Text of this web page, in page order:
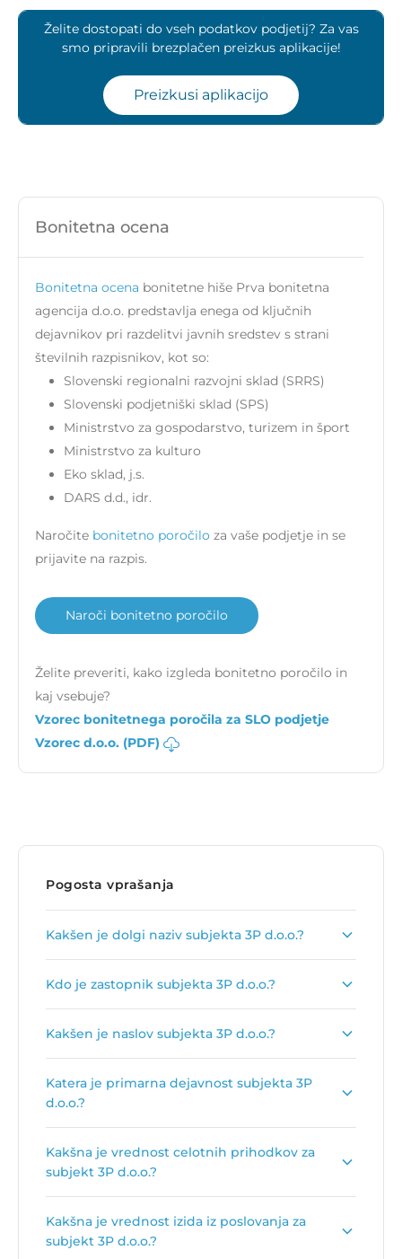
Želite dostopati do vseh podatkov podjetij? Za vas
smo pripravili brezplačen preizkus aplikacije!
Preizkusi aplikacijo
Bonitetna ocena
Bonitetna ocena bonitetne hiše Prva bonitetna
agencija d.o.o. predstavlja enega od ključnih
dejavnikov pri razdelitvi javnih sredstev s strani
številnih razpisnikov, kot so:
Slovenski regionalni razvojni sklad (SRRS)
Slovenski podjetniški sklad (SPS)
Ministrstvo za gospodarstvo, turizem in šport
Ministrstvo za kulturo
Eko sklad, j.s.
DARS d.d., idr.
Naročite bonitetno poročilo za vaše podjetje in se
prijavite na razpis.
Naroči bonitetno poročilo
Želite preveriti, kako izgleda bonitetno poročilo in
kaj vsebuje?
Vzorec bonitetnega poročila za SLO podjetje
Vzorec d.o.o. (PDF)
Pogosta vprašanja
Kakšen je dolgi naziv subjekta 3P d.o.o.?
d.o.o..
Kdo je zastopnik subjekta 3P d.o.o.?
Kakšen je naslov subjekta 3P d.o.o.?
Ljubljana .
Katera je primarna dejavnost subjekta 3P
d.o.o.?
Posredništvo pri nespecializirani prodaji na
debelo.
Kakšna je vrednost celotnih prihodkov za
subjekt 3P d.o.o.?
je759.582 €.
Kakšna je vrednost izida iz poslovanja za
subjekt 3P d.o.o.?